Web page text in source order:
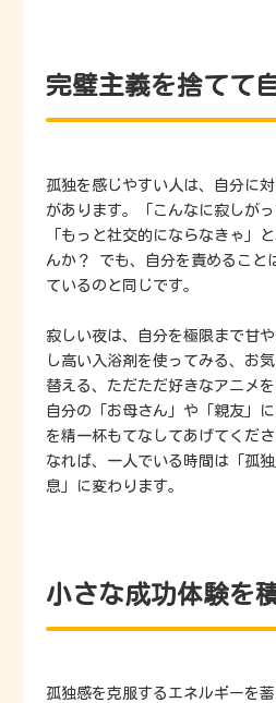
完璧主義を捨てて
孤独を感じやすい人は、自分に
があります。「こんなに寂しが
「もっと社交的にならなきゃ」
んか？ でも、自分を責めること
ているのと同じです。
寂しい夜は、自分を極限まで甘
し高い入浴剤を使ってみる、お
替える、ただただ好きなアニメ
自分の「お母さん」や「親友」
を精一杯もてなしてあげてくだ
なれば、一人でいる時間は「孤
息」に変わります。
小さな成功体験を
孤独感を克服するエネルギーを